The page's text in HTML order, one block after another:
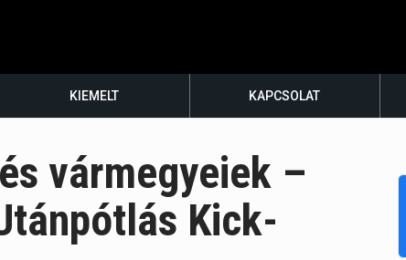
KIEMELT KAPCSOLAT
vármegyeiek –
Kick-